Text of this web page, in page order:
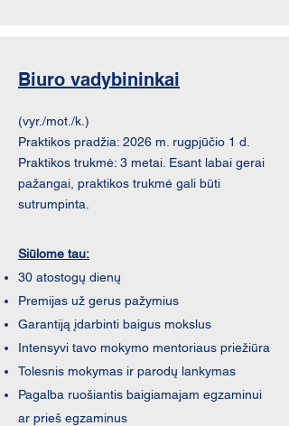
Biuro vadybininkai
(vyr./mot./k.)
Praktikos pradžia: 2026 m. rugpjūčio 1 d.
Praktikos trukmė: 3 metai. Esant labai gerai
pažangai, praktikos trukmė gali būti
sutrumpinta.
Siūlome tau:
30 atostogų dienų
Premijas už gerus pažymius
Garantiją įdarbinti baigus mokslus
Intensyvi tavo mokymo mentoriaus priežiūra
Tolesnis mokymas ir parodų lankymas
Pagalba ruošiantis baigiamajam egzaminui
ar prieš egzaminus